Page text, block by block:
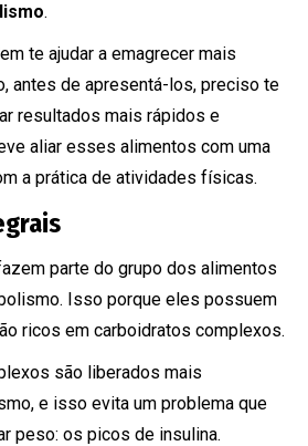
.
te ajudar a emagrecer mais
antes de apresentá-los, preciso te
resultados mais rápidos e
aliar esses alimentos com uma
a prática de atividades físicas.
parte do grupo dos alimentos
Isso porque eles possuem
ricos em carboidratos complexos.
são liberados mais
e isso evita um problema que
peso: os picos de insulina.